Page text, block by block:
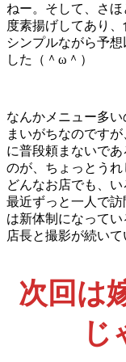
ねー。そして、さほ
度素揚げしてあり、
シンプルながら予
した（＾ω＾）
なんかメニュー多
まいがちなのです
に普段頼まないで
のが、ちょっとうれ
どんなお店でも、い
最近ずっと一人で
は新体制になって
店長と撮影が続いて
次回は
じ